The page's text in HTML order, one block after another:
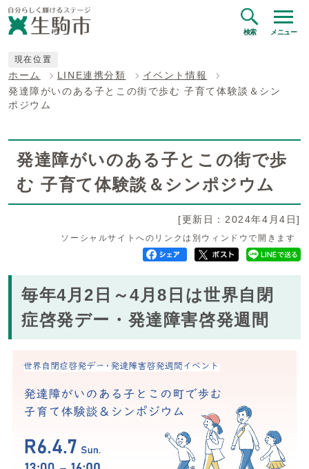
検索 メニュー
現在位置
ホーム LINE連携分類
イベント情報
発達障がいのある子とこの街で歩む 子育て体験談＆シン
ポジウム
発達障がいのある子とこの街で歩
む 子育て体験談＆シンポジウム
[更新日：2024年4月4日]
ソーシャルサイトへのリンクは別ウィンドウで開きます
毎年4月2日～4月8日は世界自閉
症啓発デー・発達障害啓発週間